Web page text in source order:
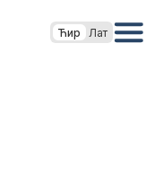
Ћир Лат